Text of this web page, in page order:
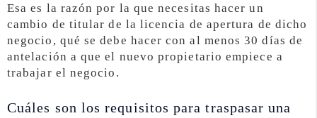
Esa es la razón por la que necesitas hacer un
cambio de titular de la licencia de apertura de dicho
negocio, qué se debe hacer con al menos 30 días de
antelación a que el nuevo propietario empiece a
trabajar el negocio.
Cuáles son los requisitos para traspasar una